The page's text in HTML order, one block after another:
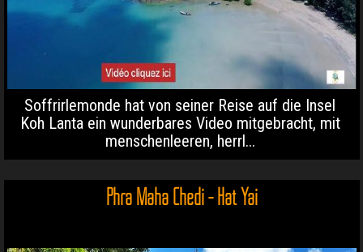
Soffrirlemonde hat von seiner Reise auf die Insel
Koh Lanta ein wunderbares Video mitgebracht, mit
menschenleeren, herrl...
Phra Maha Chedi - Hat Yai